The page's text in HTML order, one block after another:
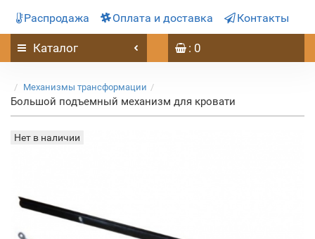
Распродажа Оплата и доставка Контакты
Каталог : 0
Механизмы трансформации
Большой подъемный механизм для кровати
Нет в наличии